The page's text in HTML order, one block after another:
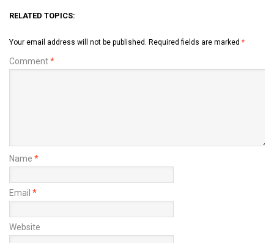
RELATED TOPICS:
Your email address will not be published. Required fields are marked *
Comment*
Name *
Email *
Website